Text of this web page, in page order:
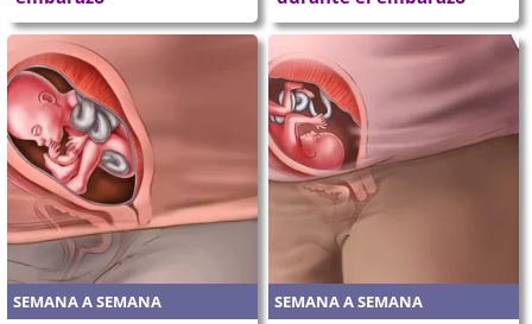
SEMANA A SEMANA SEMANA A SEMANA